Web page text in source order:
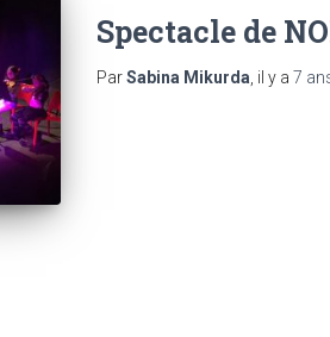
Spectacle de
ParSabina Mikurda , il y a 7